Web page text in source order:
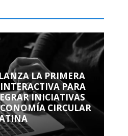
LA PRIMERA
PARA
INICIATIVAS
CIRCULAR